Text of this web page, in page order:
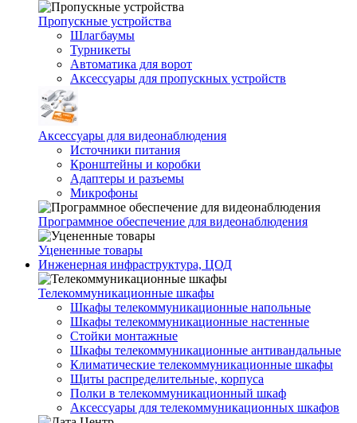
Пропускные устройства
Шлагбаумы
Турникеты
Автоматика для ворот
Аксессуары для пропускных устройств
Аксессуары для видеонаблюдения
Источники питания
Кронштейны и коробки
Адаптеры и разъемы
Микрофоны
Программное обеспечение для видеонаблюдения
Уцененные товары
Инженерная инфраструктура, ЦОД
Телекоммуникационные шкафы
Шкафы телекоммуникационные напольные
Шкафы телекоммуникационные настенные
Стойки монтажные
Шкафы телекоммуникационные антивандальные
Климатические телекоммуникационные шкафы
Щиты распределительные, корпуса
Полки в телекоммуникационный шкаф
Аксессуары для телекоммуникационных шкафов